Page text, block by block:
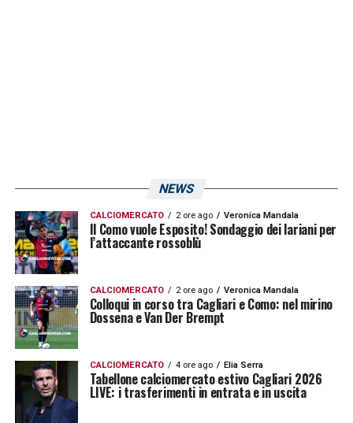
Zappa per Lapadula che salta tutto solo e di
testa per un soffio non trova la porta
21′ Ci prova Lella – Stacco di testa su corner
di Mancosu ma la palla termina larga, non di
molto
24′ Reggina vicina al pareggio – Cross di
Rivas per l’inserimento di Fabbian che da
pochissimi passi dalla porta spedisce
clamorosamente alto
NEWS
CALCIOMERCATO 2 ore ago Veronica Mandala
Il Como vuole Esposito! Sondaggio dei lariani per
l’attaccante rossoblù
CALCIOMERCATO 2 ore ago Veronica Mandala
Colloqui in corso tra Cagliari e Como: nel mirino
Dossena e Van Der Brempt
CALCIOMERCATO 4 ore ago Elia Serra
Tabellone calciomercato estivo Cagliari 2026
LIVE: i trasferimenti in entrata e in uscita